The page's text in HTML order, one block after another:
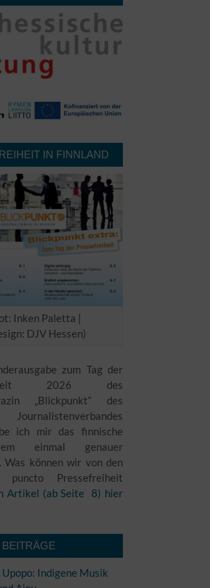
IN FINNLAND
Inken Paletta |
DJV Hessen)
zum Tag der
2026 des
„Blickpunkt“ des
Journalistenverbandes
ich mir das finnische
einmal genauer
Was können wir von den
Pressefreiheit
Artikel (ab Seite 8) hier
Upopo: Indigene Musik